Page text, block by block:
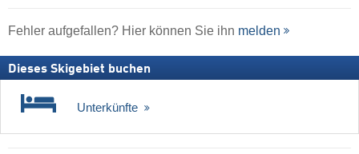
Fehler aufgefallen? Hier können Sie ihn melden
Dieses Skigebiet buchen
Unterkünfte